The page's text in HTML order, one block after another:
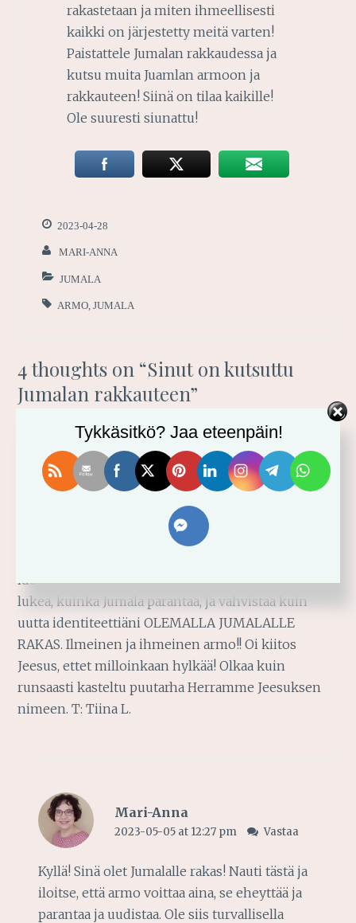
rakastetaan ja miten ihmeellisesti
kaikki on järjestetty meitä varten!
Paistattele Jumalan rakkaudessa ja
kutsu muita Juamlan armoon ja
rakkauteen! Siinä on tilaa kaikille!
Ole suuresti siunattu!
2023-04-28
MARI-ANNA
JUMALA
ARMO ,JUMALA
4 thoughts on “Sinut on kutsuttu
Jumalan rakkauteen”
Tiina Löfström
Kiitos! Elämässäni kovat myrskyt ja väärät valinnat,
identiteettiäni, mikä se sitten olikaan? Oli ihanaa
lukea, kuinka Jumala parantaa, ja vahvistaa kuin
uutta identiteettiäni OLEMALLA JUMALALLE
RAKAS. Ilmeinen ja ihmeinen armo!! Oi kiitos
Jeesus, ettet milloinkaan hylkää! Olkaa kuin
runsaasti kasteltu puutarha Herramme Jeesuksen
nimeen. T: Tiina L.
Mari-Anna
2023-05-05 at 12:27 pm Vastaa
Kyllä! Sinä olet Jumalalle rakas! Nauti tästä ja
iloitse, että armo voittaa aina, se eheyttää ja
parantaa ja uudistaa. Ole siis turvallisella
Tykkäsitkö? Jaa eteenpäin!